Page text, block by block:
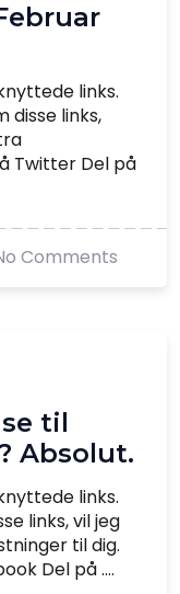
links.
disse links,
Twitter Del på
Comments
til
Absolut.
links.
links, vil jeg
til dig.
Del på ....